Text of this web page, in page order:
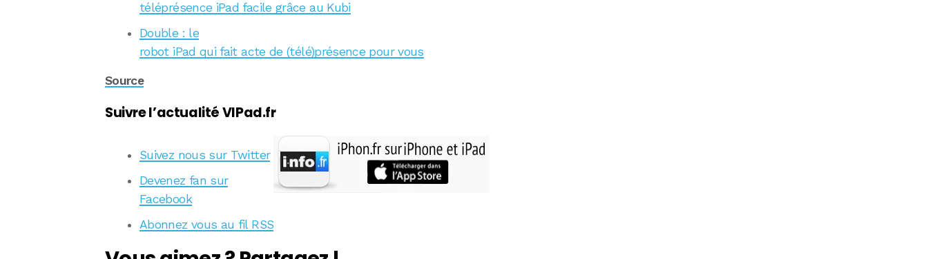
téléprésence iPad facile grâce au Kubi
Double : le
robot iPad qui fait acte de (télé)présence pour vous
Source
Suivre l’actualité VIPad.fr
Suivez nous sur Twitter
Devenez fan sur
Facebook
Abonnez vous au fil RSS